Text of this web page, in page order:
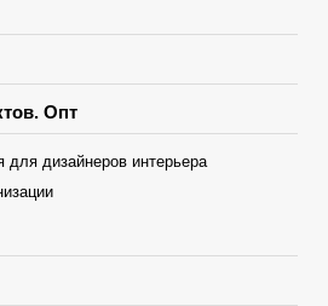
Опт
дизайнеров интерьера